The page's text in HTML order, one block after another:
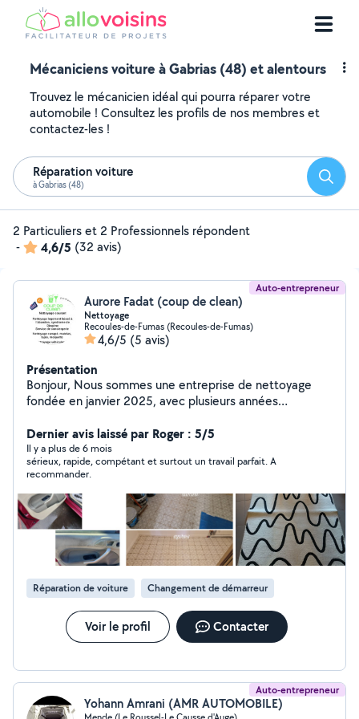
Mécaniciens voiture à Gabrias (48) et alentours
Trouvez le mécanicien idéal qui pourra réparer votre
automobile ! Consultez les profils de nos membres et
contactez-les !
Réparation voiture
à Gabrias (48)
2 Particuliers et 2 Professionnels répondent
-
4,6/5 (32 avis)
Auto-entrepreneur
Aurore Fadat (coup de clean)
Nettoyage
Recoules-de-Fumas (Recoules-de-Fumas)
4,6/5 (5 avis)
Présentation
Bonjour, Nous sommes une entreprise de nettoyage
fondée en janvier 2025, avec plusieurs années
Nettoyage courant et extrême - Nettoyage de
canapés, matelas, tapis... - Nettoyage de véhicules -
Service de conciergerie - Nettoyage de vitres -
Nettoyage hydrocarbure - Nettoyage fin de chantier -
Nettoyage syndrome ( Diogene, Noe...) Nos
prestations ne s'arrêtent pas là et nous sommes prêts à
répondre à tous vos besoins spécifiques. Faites-nous
confiance pour un service de qualité et un
environnement impeccable. Contactez-nous dès
aujourd'hui pour en savoir plus sur nos offres et obtenir
un devis personnalisé. Nous pouvons aussi réaliser des
réparations auto, électroménager...
Dernier avis laissé par Roger : 5/5
Il y a plus de 6 mois
sérieux, rapide, compétant et surtout un travail parfait. A
recommander.
Réparation de voiture Changement de démarreur
Voir le profil Contacter
Auto-entrepreneur
Yohann Amrani (AMR AUTOMOBILE)